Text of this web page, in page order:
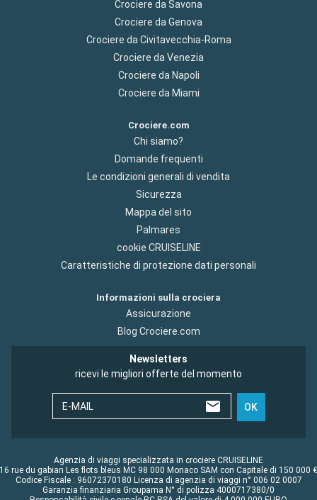
Crociere da Savona
Crociere da Genova
Crociere da Civitavecchia-Roma
Crociere da Venezia
Crociere da Napoli
Crociere da Miami
Crociere.com
Chi siamo?
Domande frequenti
Le condizioni generali di vendita
Sicurezza
Mappa del sito
Palmares
cookie CRUISELINE
Caratteristiche di protezione dati personali
Informazioni sulla crociera
Assicurazione
Blog Crociere.com
Newsletters
ricevi le migliori offerte del momento
E-MAIL OK
Agenzia di viaggi specializzata in crociere CRUISELINE
16 rue du gabian Les flots bleus MC 98 000 Monaco SAM con Capitale di 150 000 €
Codice Fiscale : 96072370180 Licenza di agenzia di viaggi n° 006 02 0007
Garanzia finanziaria Groupama N° di polizza 4000717380/0